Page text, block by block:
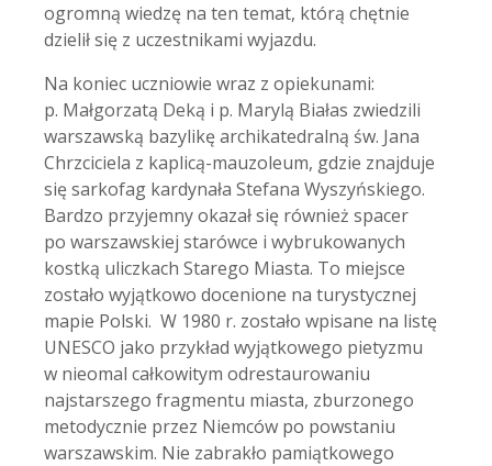
ogromną wiedzę na ten temat, którą chętnie
dzielił się z uczestnikami wyjazdu.
Na koniec uczniowie wraz z opiekunami:
p. Małgorzatą Deką i p. Marylą Białas zwiedzili
warszawską bazylikę archikatedralną św. Jana
Chrzciciela z kaplicą-mauzoleum, gdzie znajduje
się sarkofag kardynała Stefana Wyszyńskiego.
Bardzo przyjemny okazał się również spacer
po warszawskiej starówce i wybrukowanych
kostką uliczkach Starego Miasta. To miejsce
zostało wyjątkowo docenione na turystycznej
mapie Polski. W 1980 r. zostało wpisane na listę
UNESCO jako przykład wyjątkowego pietyzmu
w nieomal całkowitym odrestaurowaniu
najstarszego fragmentu miasta, zburzonego
metodycznie przez Niemców po powstaniu
warszawskim. Nie zabrakło pamiątkowego